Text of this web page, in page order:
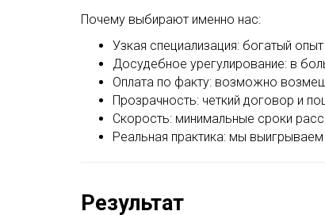
Почему выбирают именно нас:
Узкая специализация: богатый
Досудебное урегулирование: в
Оплата по факту: возможно
Прозрачность: четкий договор и
Скорость: минимальные сроки
Реальная практика: мы
Результат